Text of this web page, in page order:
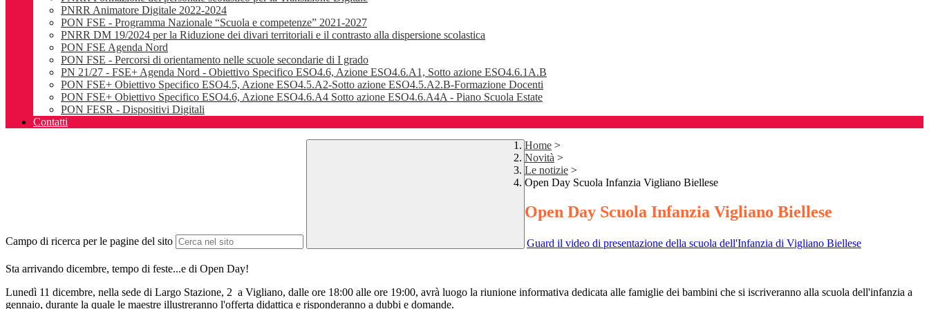
PNRR Animatore Digitale 2022-2024
PON FSE - Programma Nazionale “Scuola e competenze” 2021-2027
PNRR DM 19/2024 per la Riduzione dei divari territoriali e il contrasto alla dispersione scolastica
PON FSE Agenda Nord
PON FSE - Percorsi di orientamento nelle scuole secondarie di I grado
PN 21/27 - FSE+ Agenda Nord - Obiettivo Specifico ESO4.6, Azione ESO4.6.A1, Sotto azione ESO4.6.1A.B
PON FSE+ Obiettivo Specifico ESO4.5, Azione ESO4.5.A2-Sotto azione ESO4.5.A2.B-Formazione Docenti
PON FSE+ Obiettivo Specifico ESO4.6, Azione ESO4.6.A4 Sotto azione ESO4.6.A4A - Piano Scuola Estate
PON FESR - Dispositivi Digitali
Contatti
Campo di ricerca per le pagine del sito
Home >
Novità >
Le notizie >
Open Day Scuola Infanzia Vigliano Biellese
Open Day Scuola Infanzia Vigliano Biellese
Guard il video di presentazione della scuola dell'Infanzia di Vigliano Biellese
Sta arrivando dicembre, tempo di feste...e di Open Day!
Lunedì 11 dicembre, nella sede di Largo Stazione, 2 a Vigliano, dalle ore 18:00 alle ore 19:00, avrà luogo la riunione informativa dedicata alle famiglie dei bambini che si iscriveranno alla scuola dell'infanzia a
gennaio, durante la quale le maestre illustreranno l'offerta didattica e risponderanno a dubbi e domande.